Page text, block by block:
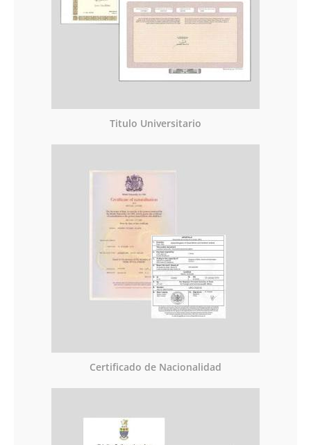
Titulo Universitario
Certificado de Nacionalidad